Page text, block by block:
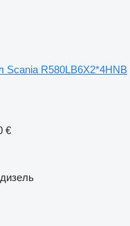
Scania R580LB6X2*4HNB
€
дизель